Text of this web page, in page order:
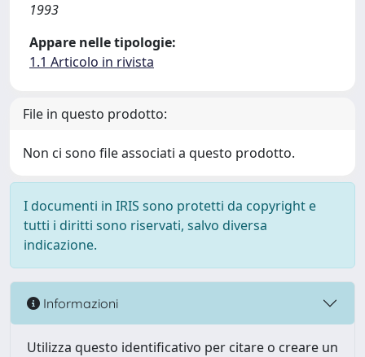
1993
Appare nelle tipologie:
1.1 Articolo in rivista
File in questo prodotto:
Non ci sono file associati a questo prodotto.
I documenti in IRIS sono protetti da copyright e
tutti i diritti sono riservati, salvo diversa
indicazione.
Informazioni
Utilizza questo identificativo per citare o creare un